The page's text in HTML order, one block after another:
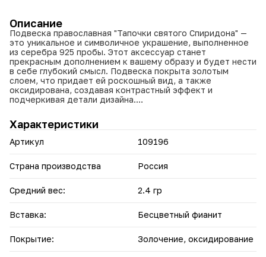
Описание
Подвеска православная "Тапочки святого Спиридона" —
это уникальное и символичное украшение, выполненное
из серебра 925 пробы. Этот аксессуар станет
прекрасным дополнением к вашему образу и будет нести
в себе глубокий смысл. Подвеска покрыта золотым
слоем, что придает ей роскошный вид, а также
оксидирована, создавая контрастный эффект и
подчеркивая детали дизайна.
индивидуальности и блеска данной подвеске, делая ее
еще более привлекательной и заметной. Подвеска
унисекс, что означает, что она подходит как мужчинам,
так и женщинам, позволяя владельцу выразить свою
процесс, в результате которого на поверхности серебра
образуется защитная пленка. Эта пленка не только
его от воздействия внешней среды, что делает изделие
долговечным и устойчивым к износу. Средний вес
комфортное ношение на протяжении всего дня.
Характеристики
Артикул 109196
Страна производства Россия
Средний вес: 2.4 гр
Вставка: Бесцветный фианит
Покрытие: Золочение, оксидирование